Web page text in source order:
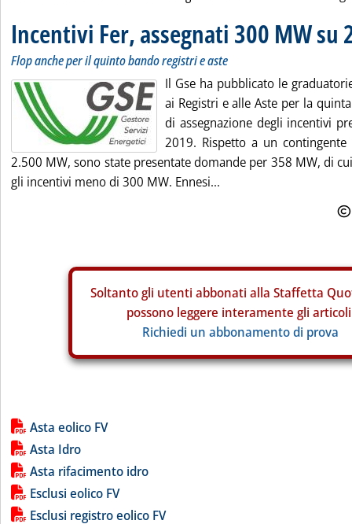
Incentivi Fer, assegnati 300 MW su
Flop anche per il quinto bando registri e aste
Il Gse ha pubblicato le
ai Registri e alle Aste per la
di assegnazione degli incentivi
2019. Rispetto a un
2.500 MW, sono state presentate domande per 358 MW, di
gli incentivi meno di 300 MW. Ennesi...
Soltanto gli utenti abbonati alla Staffetta
possono leggere interamente gli
Richiedi un abbonamento di prova
Lista allegati PDF alla notizia
Asta eolico FV
Asta Idro
Asta rifacimento idro
Esclusi eolico FV
Esclusi registro eolico FV